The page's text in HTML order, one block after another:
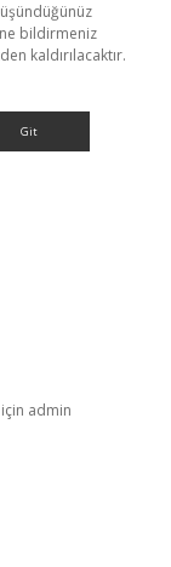
bildirmeniz
kaldırılacaktır.
için admin